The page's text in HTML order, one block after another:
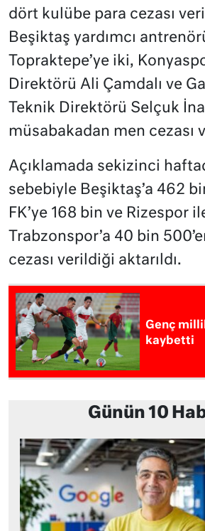
dört kulübe para cezası
Beşiktaş yardımcı
Topraktepe’ye iki,
Direktörü Ali Çamdalı ve
Teknik Direktörü Selçuk
müsabakadan men cezası
Açıklamada sekizinci
sebebiyle Beşiktaş’a 462
FK’ye 168 bin ve Rizespor
Trabzonspor’a 40 bin
cezası verildiği aktarıldı.
Genç
kaybetti
Günün 10